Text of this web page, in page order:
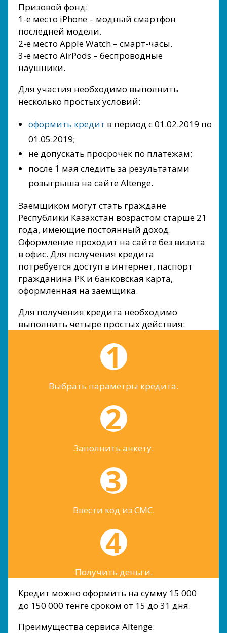
Призовой фонд:
1-е место iPhone – модный смартфон
последней модели.
2-е место Apple Watch – смарт-часы.
3-е место AirPods – беспроводные
наушники.
Для участия необходимо выполнить
несколько простых условий:
оформить кредит в период с 01.02.2019 по
01.05.2019;
не допускать просрочек по платежам;
после 1 мая следить за результатами
розыгрыша на сайте Altenge.
Заемщиком могут стать граждане
Республики Казахстан возрастом старше 21
года, имеющие постоянный доход.
Оформление проходит на сайте без визита
в офис. Для получения кредита
потребуется доступ в интернет, паспорт
гражданина РК и банковская карта,
оформленная на заемщика.
Для получения кредита необходимо
выполнить четыре простых действия:
Выбрать параметры кредита.
Заполнить анкету.
Ввести код из СМС.
Получить деньги.
Кредит можно оформить на сумму 15 000
до 150 000 тенге сроком от 15 до 31 дня.
Преимущества сервиса Altenge: